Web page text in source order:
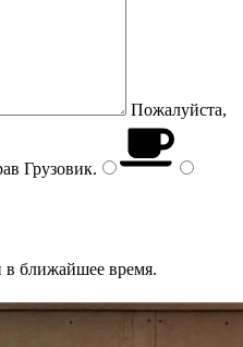
Пожалуйста,
Грузовик.
ближайшее время.